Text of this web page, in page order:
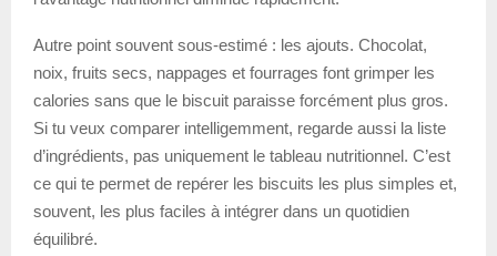
Autre point souvent sous-estimé : les ajouts. Chocolat,
noix, fruits secs, nappages et fourrages font grimper les
calories sans que le biscuit paraisse forcément plus gros.
Si tu veux comparer intelligemment, regarde aussi la liste
d’ingrédients, pas uniquement le tableau nutritionnel. C’est
ce qui te permet de repérer les biscuits les plus simples et,
souvent, les plus faciles à intégrer dans un quotidien
équilibré.